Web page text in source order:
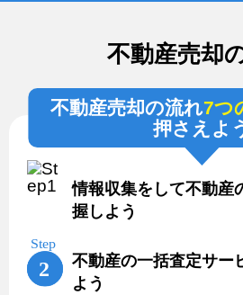
不動産売却
不動産売却の流れ7つ
押さえよ
情報収集をして不動産
握しよう
不動産の一括査定サー
よう